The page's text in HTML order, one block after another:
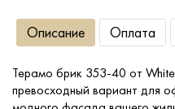
Портфолио
Контакты
Описание Оплата
Терамо брик 353-40 от
превосходный вариант для